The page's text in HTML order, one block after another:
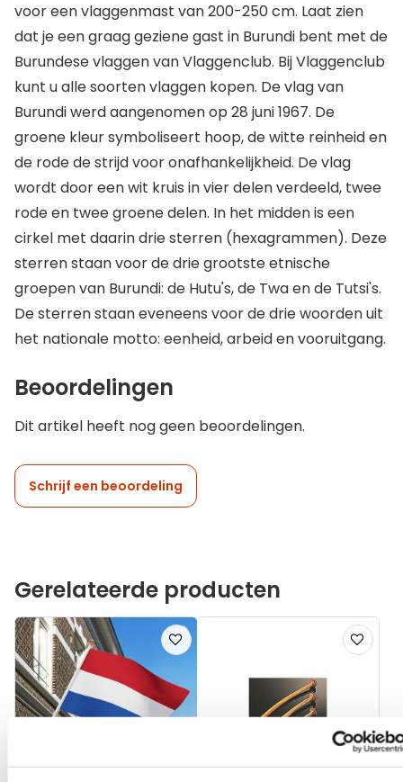
voor een vlaggenmast van 200-250 cm. Laat zien
dat je een graag geziene gast in Burundi bent met de
Burundese vlaggen van Vlaggenclub. Bij Vlaggenclub
kunt u alle soorten vlaggen kopen. De vlag van
Burundi werd aangenomen op 28 juni 1967. De
groene kleur symboliseert hoop, de witte reinheid en
de rode de strijd voor onafhankelijkheid. De vlag
wordt door een wit kruis in vier delen verdeeld, twee
rode en twee groene delen. In het midden is een
cirkel met daarin drie sterren (hexagrammen). Deze
sterren staan voor de drie grootste etnische
groepen van Burundi: de Hutu's, de Twa en de Tutsi's.
De sterren staan eveneens voor de drie woorden uit
het nationale motto: eenheid, arbeid en vooruitgang.
Beoordelingen
Dit artikel heeft nog geen beoordelingen.
Schrijf een beoordeling
Gerelateerde producten
Voeg
toe
aan
verlanglijst
Voeg
toe